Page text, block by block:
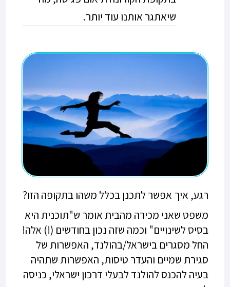
שיאתגר אותנו עוד יותר.
רגע, איך אפשר לתכנן בכלל משהו בתקופה הזו?
משפט שאני מכירה מהבית אומר ש"תוכנית היא
בסיס לשינויים" וכמה שזה נכון בחודשים (!) אלה!
החל מסגרים בישראל/בהולנד, האפשרות של
סגירת שמיים והעדר טיסות, האפשרות שתהיה
בעיה להכנס להולנד לבעלי דרכון ישראלי, כניסה